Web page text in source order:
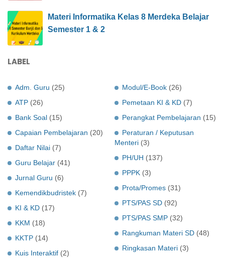
Materi Informatika Kelas 8 Merdeka Belajar
Semester 1 & 2
LABEL
Adm. Guru (25)
ATP (26)
Bank Soal (15)
Capaian Pembelajaran (20)
Daftar Nilai (7)
Guru Belajar (41)
Jurnal Guru (6)
Kemendikbudristek (7)
KI & KD (17)
KKM (18)
KKTP (14)
Kuis Interaktif (2)
Modul/E-Book (26)
Pemetaan KI & KD (7)
Perangkat Pembelajaran (15)
Peraturan / Keputusan
Menteri (3)
PH/UH (137)
PPPK (3)
Prota/Promes (31)
PTS/PAS SD (92)
PTS/PAS SMP (32)
Rangkuman Materi SD (48)
Ringkasan Materi (3)